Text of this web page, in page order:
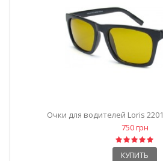
Очки для водителей Loris
750 грн
КУПИТЬ